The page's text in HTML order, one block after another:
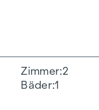
Zimmer 2
Bäder 1